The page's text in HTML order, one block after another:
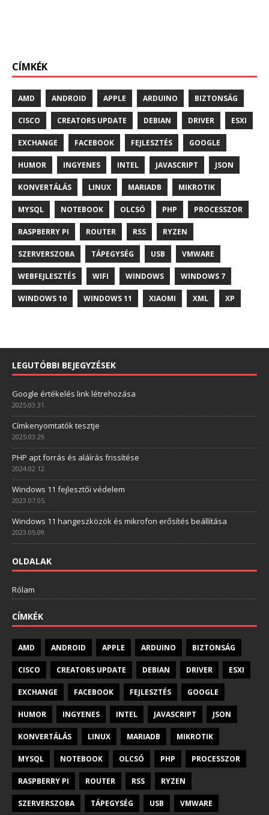
CÍMKÉK
AMD ANDROID APPLE ARDUINO BIZTONSÁG
CISCO CREATORS UPDATE DEBIAN DRIVER ESXI
EXCHANGE FACEBOOK FEJLESZTÉS GOOGLE
HUMOR INGYENES INTEL JAVASCRIPT JSON
KONVERTÁLÁS LINUX MARIADB MIKROTIK
MYSQL NOTEBOOK OLCSÓ PHP PROCESSZOR
RASPBERRY PI ROUTER RSS RYZEN
SZERVERSZOBA TÁPEGYSÉG USB VMWARE
WEBFEJLESZTÉS WIFI WINDOWS WINDOWS 7
WINDOWS 10 WINDOWS 11 XIAOMI XML XP
LEGUTÓBBI BEJEGYZÉSEK
Google értékelés link létrehozása
2025.03.31.
Címkenyomtatók tesztje
2025.03.29.
PHP apt forrás és aláírás frissítése
2024.02.12.
Windows 11 fejlesztői védelem
2023.07.05.
Windows 11 hangeszközök és mikrofon erősítés beállítása
2023.05.09.
OLDALAK
Rólam
CÍMKÉK
AMD ANDROID APPLE ARDUINO BIZTONSÁG
CISCO CREATORS UPDATE DEBIAN DRIVER ESXI
EXCHANGE FACEBOOK FEJLESZTÉS GOOGLE
HUMOR INGYENES INTEL JAVASCRIPT JSON
KONVERTÁLÁS LINUX MARIADB MIKROTIK
MYSQL NOTEBOOK OLCSÓ PHP PROCESSZOR
RASPBERRY PI ROUTER RSS RYZEN
SZERVERSZOBA TÁPEGYSÉG USB VMWARE